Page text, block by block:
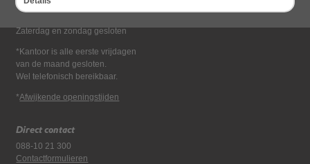
van 08:00 tot 16:30
Zaterdag en zondag gesloten
*Kantoor is alle eerste vrijdagen
van de maand gesloten.
Wel telefonisch bereikbaar.
*Afwijkende openingstijden
Direct contact
088-10 21 300
Contactformulieren